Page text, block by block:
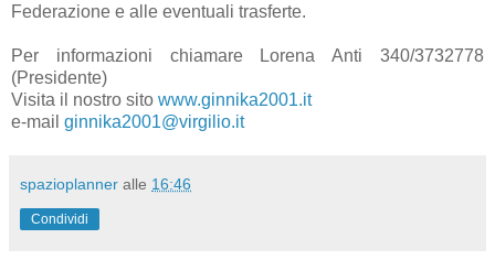
Federazione e alle eventuali trasferte.
Per informazioni chiamare Lorena Anti 340/3732778
(Presidente)
Visita il nostro sito www.ginnika2001.it
e-mail ginnika2001@virgilio.it
spazioplanner alle 16:46
Condividi